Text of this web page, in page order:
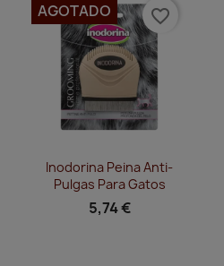
Vista rápida
Inodorina Peina Anti-
Pulgas Para Gatos
5,74 €
AGOTADO favorite_border